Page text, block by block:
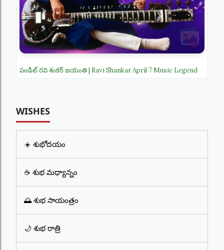
పండిట్ రవి శంకర్ జయంతి | Ravi Shankar April 7 Music Legend
WISHES
☀️ శుభోదయం
☕ శుభ మధ్యాన్నం
🌅 శుభ సాయంత్రం
🌙 శుభ రాత్రి